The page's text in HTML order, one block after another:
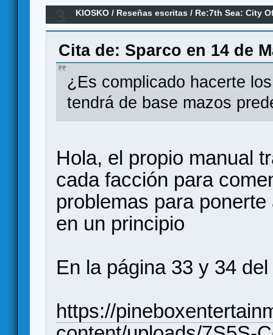
KIOSKO / Reseñas escritas / Re:7th Sea: City
Cita de: Sparco en 14 de
¿Es complicado hacerte
tendrá de base mazos
Hola, el propio manual
cada facción para
problemas para
en un principio
En la página 33 y 34
https://